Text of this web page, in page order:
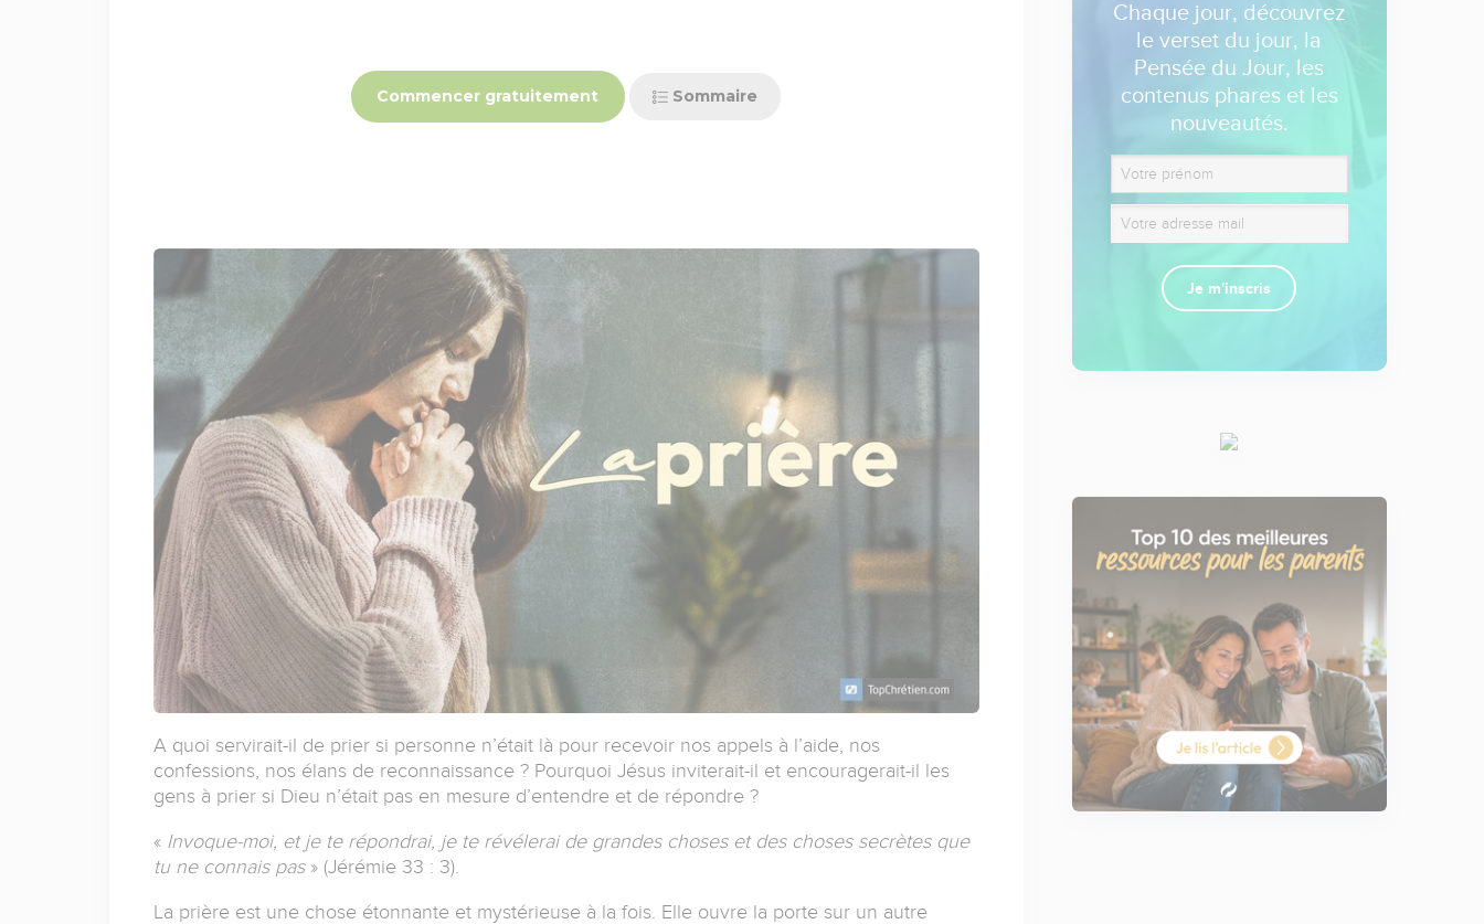
Commencer gratuitement Sommaire
A quoi servirait-il de prier si personne n’était là pour recevoir nos appels à l’aide, nos
confessions, nos élans de reconnaissance ? Pourquoi Jésus inviterait-il et encouragerait-il les
gens à prier si Dieu n’était pas en mesure d’entendre et de répondre ?
« Invoque-moi, et je te répondrai, je te révélerai de grandes choses et des choses secrètes que
tu ne connais pas» (Jérémie 33 : 3).
La prière est une chose étonnante et mystérieuse à la fois. Elle ouvre la porte sur un autre
Chaque jour, découvrez
le verset du jour, la
Pensée du Jour, les
contenus phares et les
nouveautés.
Je m'inscris